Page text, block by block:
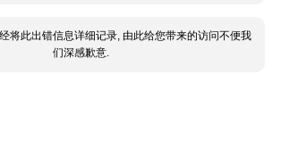
将此出错信息详细记录, 由此给您带来的访问不便我
们深感歉意.